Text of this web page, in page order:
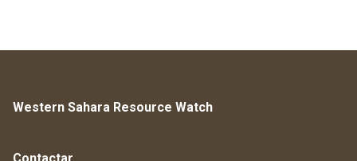
Western Sahara Resource Watch
Contactar